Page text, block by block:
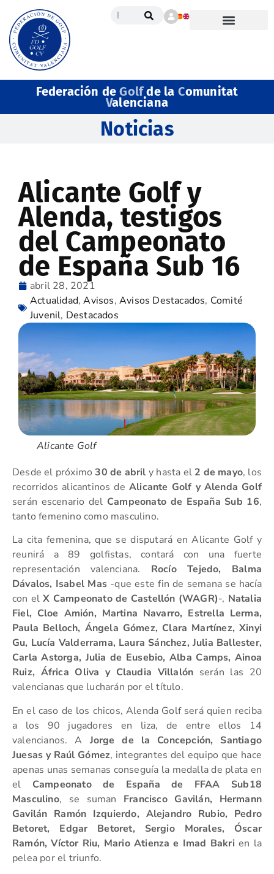
Federación deGolfde la Comunitat
Valenciana
Noticias
Alicante Golf y
Alenda, testigos
del Campeonato
de España Sub 16
abril 28, 2021
Actualidad,Avisos,Avisos Destacados, Comité
Juvenil, Destacados
Alicante Golf
Desde el próximo30 de abril y hasta el 2 de mayo, los
recorridos alicantinos de Alicante Golf y Alenda Golf
serán escenario del Campeonato de España Sub 16,
tanto femenino como masculino.
La cita femenina, que se disputará en Alicante Golf y
reunirá a 89 golfistas, contará con una fuerte
representación valenciana. Rocío Tejedo, Balma
Dávalos, Isabel Mas-que este fin de semana se hacía
con elX Campeonato de Castellón (WAGR)-, Natalia
Fiel, Cloe Amión, Martina Navarro, Estrella Lerma,
Paula Belloch, Ángela Gómez, Clara Martínez, Xinyi
Gu, Lucía Valderrama, Laura Sánchez, Julia Ballester,
Carla Astorga, Julia de Eusebio, Alba Camps, Ainoa
Ruiz, África Oliva y Claudia Villalón serán las 20
valencianas que lucharán por el título.
En el caso de los chicos, Alenda Golf será quien reciba
a los 90 jugadores en liza, de entre ellos 14
valencianos. A Jorge de la Concepción, Santiago
Juesas y Raúl Gómez, integrantes del equipo que hace
apenas unas semanas conseguía la medalla de plata en
el Campeonato de España de FFAA Sub18
Masculino, se suman Francisco Gavilán, Hermann
Gavilán Ramón Izquierdo, Alejandro Rubio, Pedro
Betoret, Edgar Betoret, Sergio Morales, Óscar
Ramón, Víctor Riu, Mario Atienza e Imad Bakrien la
pelea por el triunfo.